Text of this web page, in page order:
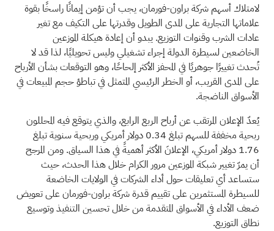
لامتلاك أسهم شركة براون-فورمان، يجب أن تؤمن إيمانًا راسخًا بقوة
علاماتها التجارية على المدى الطويل وقدرتها على التكيف مع تغير
عادات الشرب وقنوات التوزيع. يبدو أن إعادة هيكلة الموزعين
الخاضعين لسيطرة الدولة إجراء تشغيلي وليس تحويليًا، لذا قد لا
تُحدث تغييرًا جوهريًا في المحفز الأكثر إلحاحًا، وهو التوقعات بشأن الأرباح
على المدى القريب، أو الخطر الرئيسي المتمثل في تباطؤ حجم المبيعات في
الأسواق الناضجة.
يُعدّ الإعلان المرتقب عن أرباح الربع الرابع، والذي يتوقع فيه المحللون
ربحية مخففة للسهم تبلغ 0.34 دولار أمريكي وربحية سنوية تبلغ
1.76 دولار أمريكي، الإعلانَ الأكثر أهميةً في هذا السياق. ومن المرجح
أن يمرّ تغيير شبكة الموزعين مرور الكرام خلال هذا الحدث، حيث
ستساعد أي تعليقات حول أداء الشركات في الولايات الخاضعة
للسيطرة المستثمرين على تقييم قدرة شركة براون-فورمان على تعويض
ضعف الأداء في الأسواق المتقدمة من خلال تحسين التنفيذ وتوسيع
نطاق التوزيع.